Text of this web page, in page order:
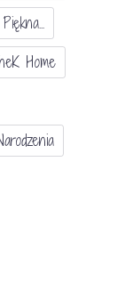
Home